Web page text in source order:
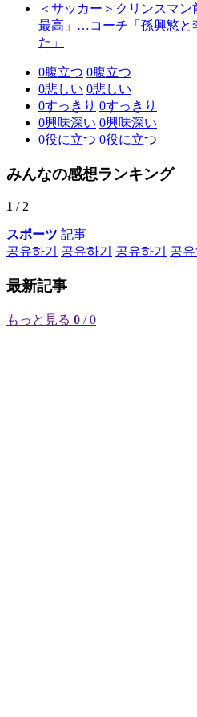
＜サッカー＞クリンスマ
最高」…コーチ「孫興慜と
た」
0腹立つ 0腹立つ
0悲しい 0悲しい
0すっきり 0すっきり
0興味深い 0興味深い
0役に立つ 0役に立つ
みんなの感想ランキング
1 / 2
スポーツ 記事
공유하기
공유하기 공유하기 공유
最新記事
もっと見る 0 / 0